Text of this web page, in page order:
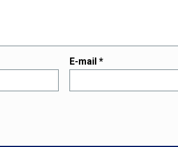
E-mail*